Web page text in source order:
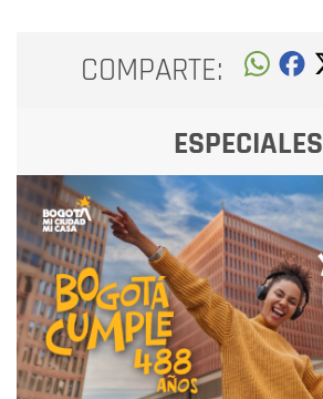
COMPARTE:
ESPECIALES